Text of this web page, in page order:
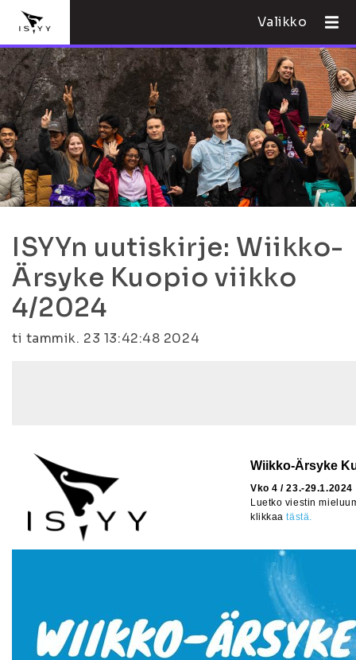
Valikko
ISYYn uutiskirje: Wiikko-
Ärsyke Kuopio viikko
4/2024
ti tammik. 23 13:42:48 2024
Wiikko-Ärsyke
Vko 4 / 23.-29.1.2024
Luetko viestin
klikkaatästä.